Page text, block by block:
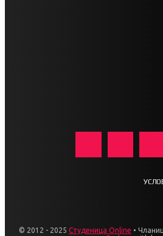
© 2012 - 2025 Студеница Online •